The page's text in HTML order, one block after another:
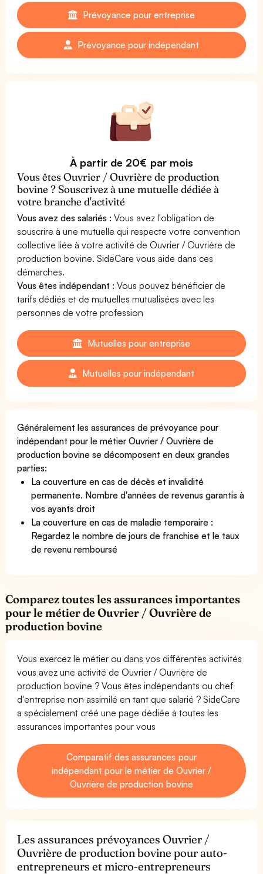
Prévoyance pour entreprise
Prévoyance pour indépendant
À partir de 20€ par mois
Vous êtes Ouvrier / Ouvrière de production
bovine ? Souscrivez à une mutuelle dédiée à
votre branche d'activité
Vous avez des salariés : Vous avez l'obligation de
souscrire à une mutuelle qui respecte votre convention
collective liée à votre activité de Ouvrier / Ouvrière de
production bovine. SideCare vous aide dans ces
démarches.
Vous êtes indépendant : Vous pouvez bénéficier de
tarifs dédiés et de mutuelles mutualisées avec les
personnes de votre profession
Mutuelles pour entreprise
Mutuelles pour indépendant
Généralement les assurances de prévoyance pour
indépendant pour le métier Ouvrier / Ouvrière de
production bovine se décomposent en deux grandes
parties:
La couverture en cas de décès et invalidité
permanente. Nombre d'années de revenus garantis à
vos ayants droit
La couverture en cas de maladie temporaire :
Regardez le nombre de jours de franchise et le taux
de revenu remboursé
Comparez toutes les assurances importantes
pour le métier de Ouvrier / Ouvrière de
production bovine
Vous exercez le métier ou dans vos différentes activités
vous avez une activité de Ouvrier / Ouvrière de
production bovine ? Vous êtes indépendants ou chef
d'entreprise non assimilé en tant que salarié ? SideCare
a spécialement créé une page dédiée à toutes les
assurances importantes pour vous
Comparatif des assurances pour
indépendant pour le métier de Ouvrier /
Ouvrière de production bovine
Les assurances prévoyances Ouvrier /
Ouvrière de production bovine pour auto-
entrepreneurs et micro-entrepreneurs